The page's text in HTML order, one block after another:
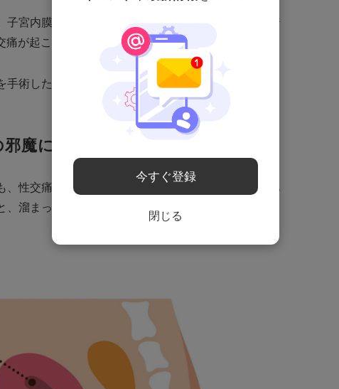
宮内膜症。とくに、子宮内膜症の方は、腹部に癒着
痛が起こりやすくなっています。
術した方も、腸の癒着が原因で、性交痛が引き起こ
魔になるなんて！
、性交痛は起きてしまいます。腟のすぐ下に直腸があ
溜まった便が腟に刺激を与え、それが痛みになって
今すぐ登録
閉じる